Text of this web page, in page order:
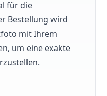
für die
Bestellung wird
mit Ihrem
um eine exakte